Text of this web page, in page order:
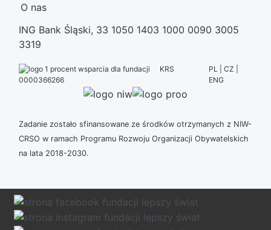
O nas
ING Bank Śląski, 33 1050 1403 1000 0090 3005
3319
KRS
0000366266
PL | CZ |
ENG
Zadanie zostało sfinansowane ze środków otrzymanych z NIW-
CRSO w ramach Programu Rozwoju Organizacji Obywatelskich
na lata 2018-2030.